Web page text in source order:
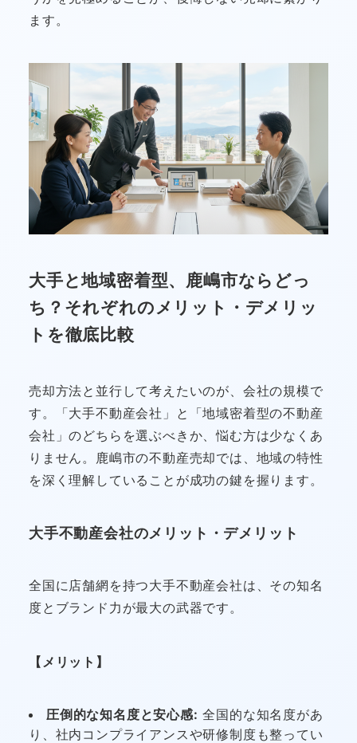
ます。
大手と地域密着型、鹿嶋市ならどっ
ち？それぞれのメリット・デメリッ
トを徹底比較
売却方法と並行して考えたいのが、会社の規模で
す。「大手不動産会社」と「地域密着型の不動産
会社」のどちらを選ぶべきか、悩む方は少なくあ
りません。鹿嶋市の不動産売却では、地域の特性
を深く理解していることが成功の鍵を握ります。
大手不動産会社のメリット・デメリット
全国に店舗網を持つ大手不動産会社は、その知名
度とブランド力が最大の武器です。
【メリット】
圧倒的な知名度と安心感: 全国的な知名度があ
り、社内コンプライアンスや研修制度も整ってい